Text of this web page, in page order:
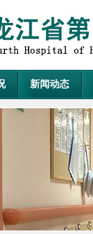
新闻动态